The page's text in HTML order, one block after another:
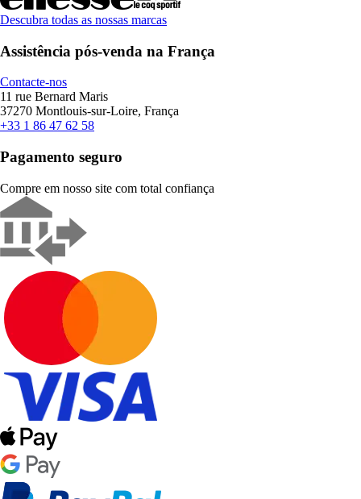
Descubra todas as nossas marcas
Assistência pós-venda na França
Contacte-nos
11 rue Bernard Maris
37270 Montlouis-sur-Loire, França
+33 1 86 47 62 58
Pagamento seguro
Compre em nosso site com total confiança